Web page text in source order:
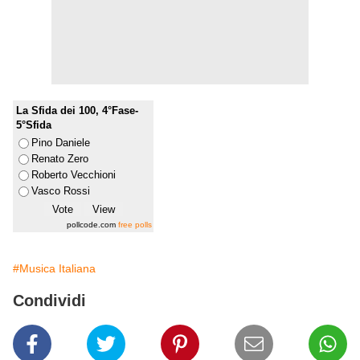
La Sfida dei 100, 4°Fase-
5°Sfida
Pino Daniele
Renato Zero
Roberto Vecchioni
Vasco Rossi
pollcode.com free polls
#Musica Italiana
Condividi